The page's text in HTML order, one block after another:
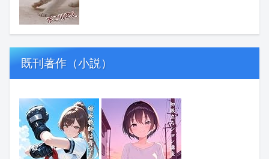
既刊著作（小説）